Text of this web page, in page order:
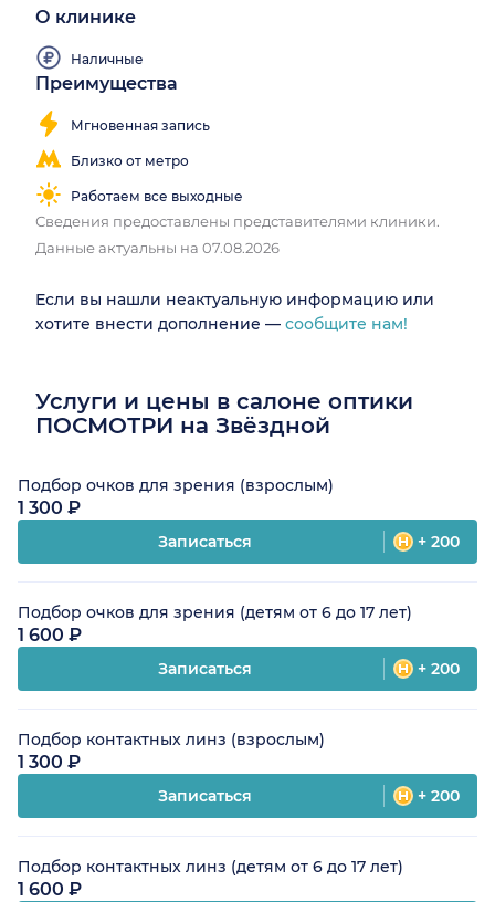
О клинике
Наличные
Преимущества
Мгновенная запись
Близко от метро
Работаем все выходные
Сведения предоставлены представителями клиники.
Данные актуальны на 07.08.2026
Если вы нашли неактуальную информацию или
хотите внести дополнение — сообщите нам!
Услуги и цены в салоне оптики
ПОСМОТРИ на Звёздной
Подбор очков для зрения (взрослым)
1 300 ₽
Записаться + 200
Подбор очков для зрения (детям от 6 до 17 лет)
1 600 ₽
Записаться + 200
Подбор контактных линз (взрослым)
1 300 ₽
Записаться + 200
Подбор контактных линз (детям от 6 до 17 лет)
1 600 ₽